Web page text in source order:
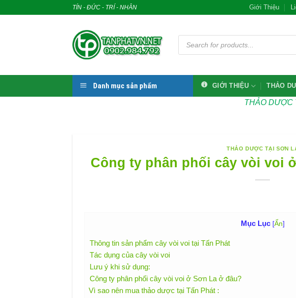
TÍN - ĐỨC - TRÍ - NHÂN Giới Thiệu
Tìm
kiếm
phẩm
Danh mục sản phẩm GIỚI THIỆU THẢO
THẢO DƯỢC
THẢO DƯỢC TẠI SƠN
Công ty phân phối cây vòi voi
Mục Lục [Ẩn]
Thông tin sản phẩm cây vòi voi tại Tấn Phát
Tác dụng của cây vòi voi
Lưu ý khi sử dụng:
Công ty phân phối cây vòi voi ở Sơn La ở đâu?
Vì sao nên mua thảo dược tại Tấn Phát :